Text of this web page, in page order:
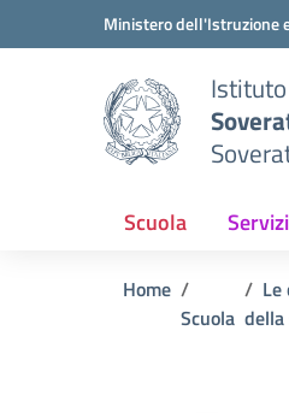
Vai ai contenuti
Vai al menu di navigazione
Ministero dell'Istruzione
Scuola Servizi
Home
Scuola
Le